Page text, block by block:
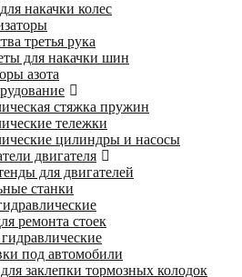
накачки колес
третья рука
для накачки шин
азота
стяжка пружин
тележки
цилиндры и насосы
двигателя
для двигателей
станки
ремонта стоек
под автомобили
заклепки тормозных колодок